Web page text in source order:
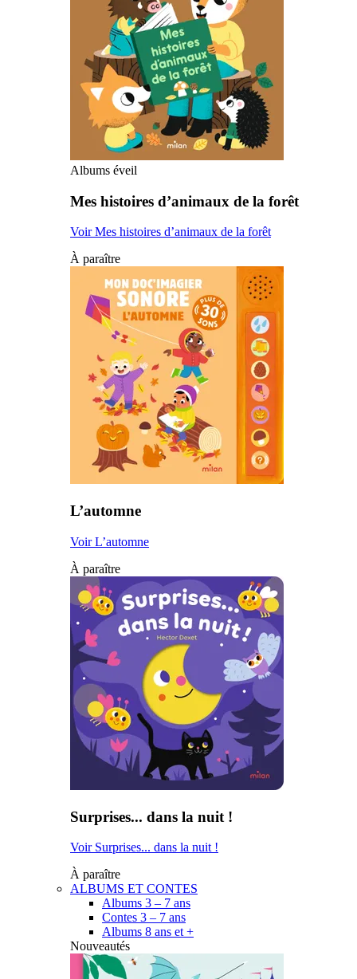
Albums éveil
Mes histoires d’animaux de la forêt
Voir Mes histoires d’animaux de la forêt
À paraître
L’automne
Voir L’automne
À paraître
Surprises... dans la nuit !
Voir Surprises... dans la nuit !
À paraître
ALBUMS ET CONTES
Albums 3 – 7 ans
Contes 3 – 7 ans
Albums 8 ans et +
Nouveautés